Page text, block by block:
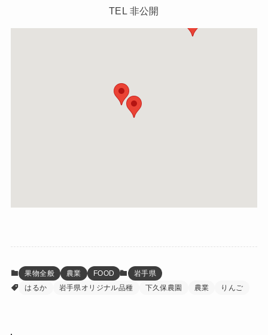
TEL 非公開
果物全般 農業 FOOD
岩手県
はるか
岩手県オリジナル品種 下久保農園 農業 りんご